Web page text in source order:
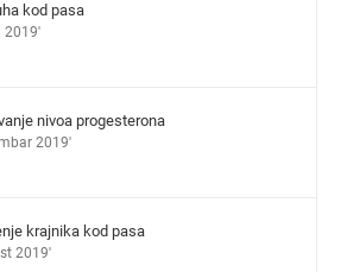
kod pasa
2019'
nivoa progesterona
2019'
krajnika kod pasa
2019'